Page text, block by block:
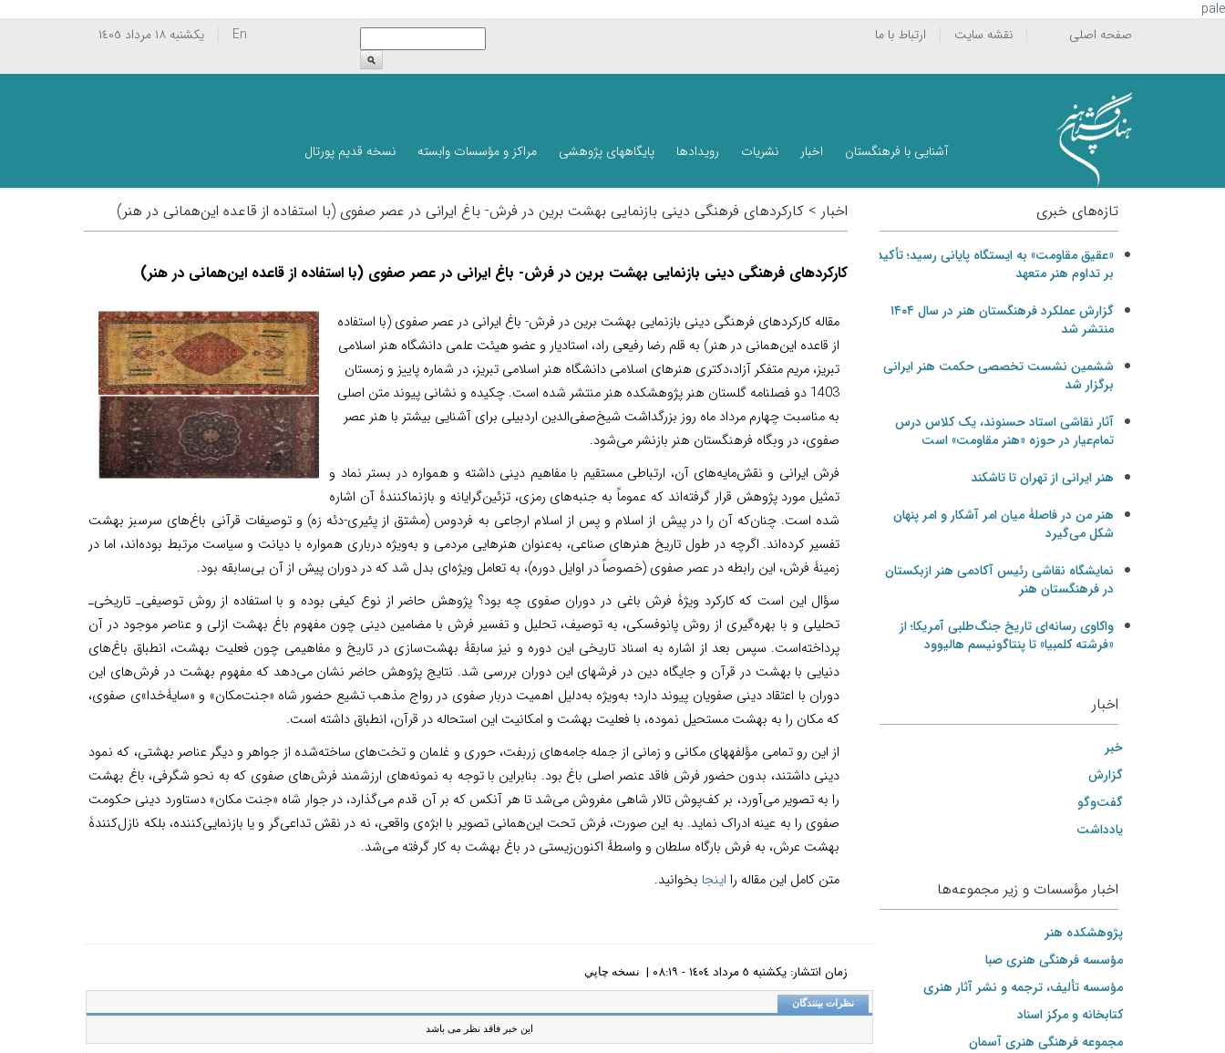
pale
يکشنبه ١٨ مرداد ١٤٠٥
En ارتباط با ما نقشه سایت صفحه اصلی
آشنایی با فرهنگستان اخبار نشریات رویدادها پایگاههای پژوهشی مراکز و مؤسسات وابسته نسخه قدیم پورتال
اخبار > کارکردهای فرهنگی دینی بازنمایی بهشت برین در فرش- باغ ایرانی در عصر صفوی (با استفاده از قاعده این‌همانی در هنر)
کارکردهای فرهنگی دینی بازنمایی بهشت برین در فرش- باغ ایرانی در عصر صفوی (با استفاده از قاعده این‌همانی در هنر)
مقاله کارکردهای فرهنگی دینی بازنمایی بهشت برین در فرش- باغ ایرانی در عصر صفوی (با استفاده
از قاعده این‌همانی در هنر) به قلم رضا رفیعی راد، استادیار و عضو هیئت علمی دانشگاه هنر اسلامی
تبریز، مریم متفکر آزاد،دکتری هنرهای اسلامی دانشگاه هنر اسلامی تبریز، در شماره پاییز و زمستان
1403 دو فصلنامه گلستان هنر پژوهشکده هنر منتشر شده است. چکیده و نشانی پیوند متن اصلی
به مناسبت چهارم مرداد ماه روز بزرگداشت شیخ‌صفی‌الدین اردبیلی برای آشنایی بیشتر با هنر عصر
صفوی، در وبگاه فرهنگستان هنر بازنشر می‌شود.
فرش‌ ایرانی و نقش‌‌مایه‌های آن، ارتباطی مستقیم با مفاهیم دینی داشته‌ و همواره در بستر نماد و
تمثیل مورد پژوهش قرار گرفته‌اند که عموماً به جنبه‌های رمزی، تزئین‌گرایانه و بازنماکنندۀ آن اشاره
شده است. چنان‌که آن را در پیش از اسلام و پس از اسلام ارجاعی به فردوس (مشتق از پئیری-دئه زه) و توصیفات قرآنی باغ‌های سرسبز بهشت
تفسیر کرده‌اند. اگرچه در طول تاریخ هنرهای صناعی، به‌عنوان هنرهایی مردمی و به‌ویژه درباری همواره با دیانت و سیاست مرتبط بوده‌اند، اما در
زمینۀ فرش، این رابطه در عصر صفوی (خصوصاً در اوایل دوره)، به تعامل ویژه‌ای بدل شد که در دوران پیش از آن بی‌سابقه بود.
سؤال این است که کارکرد ویژۀ فرش باغی در دوران صفوی چه بود؟ پژوهش حاضر از نوع کیفی بوده و با استفاده از روش توصیفی‌ـ تاریخی‌ـ
تحلیلی و با بهره‌گیری از روش پانوفسکی، به توصیف، تحلیل و تفسیر فرش با مضامین دینی چون مفهوم باغ بهشت ازلی و عناصر موجود در آن
پرداخته‌است. سپس بعد از اشاره به اسناد تاریخی این دوره و نیز سابقۀ بهشت‌سازی در تاریخ و مفاهیمی چون فعلیت بهشت، انطباق باغ‌های
دنیایی با بهشت در قرآن و جایگاه دین در فرش­های این دوران بررسی شد. نتایج پژوهش حاضر نشان می‌دهد که مفهوم بهشت در فرش‌های این
دوران با اعتقاد دینی صفویان پیوند دارد؛ به‌ویژه به‌دلیل اهمیت دربار صفوی در رواج مذهب تشیع حضور شاه «جنت‌مکان» و «سایۀ­خدا»ی صفوی،
که مکان را به بهشت مستحیل نموده، با فعلیت بهشت و امکانیت این استحاله در قرآن، انطباق داشته است.
از این رو تمامی مؤلفه­‎های مکانی و زمانی از جمله جامه‌های زربفت، حوری و غلمان و تخت‌های ساخته‌شده از جواهر و دیگر عناصر بهشتی، که نمود
دینی داشتند، بدون حضور فرش فاقد عنصر اصلی باغ بود. بنابراین با توجه به نمونه‌های ارزشمند فرش‌های صفوی که به نحو شگرفی، باغ بهشت
را به تصویر می‌آورد، بر کف‌پوش تالار شاهی مفروش می‌شد تا هر آنکس که بر آن قدم می‌گذارد، در جوار شاه «جنت مکان» دستاورد دینی حکومت
صفوی را به عینه ادراک نماید. به این صورت، فرش تحت این‌همانی تصویر با ابژه‌ی واقعی، نه در نقش تداعی‌گر و یا بازنمایی‌کننده، بلکه نازل‌کنندۀ
بهشت عرش، به فرش بارگاه سلطان و واسطۀ اکنون‌زیستی در باغ بهشت به کار گرفته می‌شد.
متن کامل این مقاله را اینجا بخوانید.
زمان انتشار: يکشنبه ٥ مرداد ١٤٠٤ - ٠٨:١٩ | نسخه چاپي
نظرات بینندگان
این خبر فاقد نظر می باشد
تازه‌های خبری
«عقیق مقاومت» به ایستگاه پایانی رسید؛ تأکید
بر تداوم هنر متعهد
گزارش عملکرد فرهنگستان هنر در سال ۱۴۰۴
منتشر شد
ششمین نشست تخصصی حکمت هنر ایرانی
برگزار شد
آثار نقاشی استاد حسنوند، یک کلاس درس
تمام‌عیار در حوزه «هنر مقاومت» است
هنر ایرانی از تهران تا تاشکند
هنر من در فاصلۀ میان امر آشکار و امر پنهان
شکل می‌گیرد
نمایشگاه نقاشی رئیس آکادمی هنر ازبکستان
در فرهنگستان هنر
واکاوی رسانه‌ای تاریخ جنگ‌طلبی آمریکا؛ از
«فرشته کلمبیا» تا پنتاگونیسم هالیوود
اخبار
خبر
گزارش
گفت‌وگو
یادداشت
اخبار مؤسسات و زیر مجموعه‌ها
پژوهشکده هنر
مؤسسه فرهنگی هنری صبا
مؤسسه تألیف، ترجمه و نشر آثار هنری
کتابخانه و مرکز اسناد
مجموعه فرهنگی هنری آسمان